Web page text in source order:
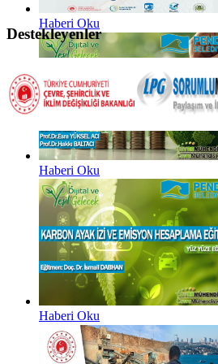
Haberi Oku
Haberi Oku
Haberi Oku
Destekleyenler